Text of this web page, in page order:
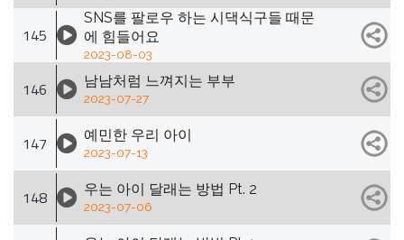
145
SNS를 팔로우 하는 시댁식구들 때문
에 힘들어요
2023-08-03
146 남남처럼 느껴지는 부부
2023-07-27
147 예민한 우리 아이
2023-07-13
148 우는 아이 달래는 방법 Pt. 2
2023-07-06